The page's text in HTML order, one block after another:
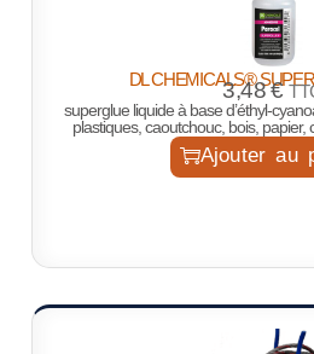
DL CHEMICALS®
3,48€
superglue liquide à base d’éthyl-
plastiques, caoutchouc, bois, papier,
Ajouter au